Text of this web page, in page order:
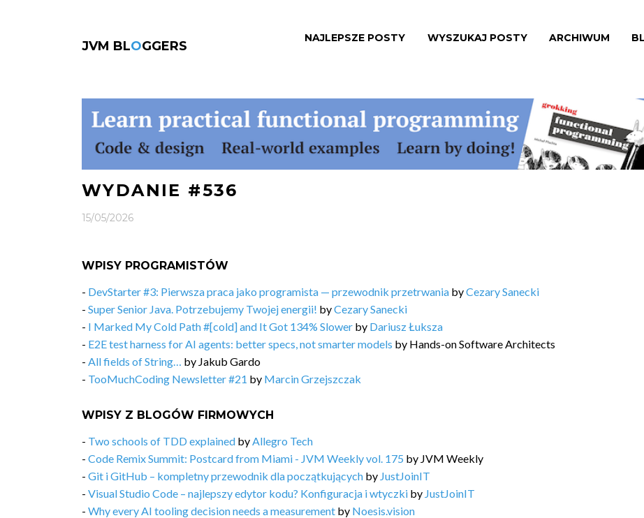
JVM BLOGGERS
NAJLEPSZE POSTY WYSZUKAJ POSTY ARCHIWUM
WYDANIE #536
15/05/2026
WPISY PROGRAMISTÓW
- DevStarter #3: Pierwsza praca jako programista — przewodnik przetrwania byCezary Sanecki
- Super Senior Java. Potrzebujemy Twojej energii! byCezary Sanecki
- I Marked My Cold Path #[cold] and It Got 134% Slower by Dariusz Łuksza
- E2E test harness for AI agents: better specs, not smarter models by Hands-on Software Architects
- All fields of String… by Jakub Gardo
- TooMuchCoding Newsletter #21 by Marcin Grzejszczak
WPISY Z BLOGÓW FIRMOWYCH
- Two schools of TDD explained byAllegro Tech
- Code Remix Summit: Postcard from Miami - JVM Weekly vol. 175 by JVM Weekly
- Git i GitHub – kompletny przewodnik dla początkujących by JustJoinIT
- Visual Studio Code – najlepszy edytor kodu? Konfiguracja i wtyczki by JustJoinIT
- Why every AI tooling decision needs a measurement by Noesis.vision